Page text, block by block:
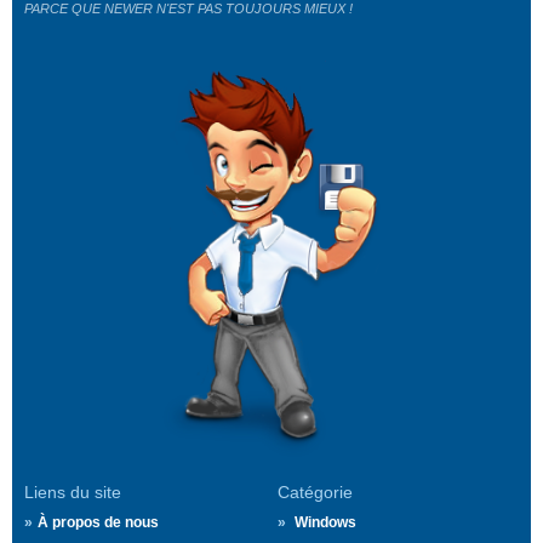
Liens du site
À propos de nous
Catégorie
Windows
PARCE QUE NEWER N'EST PAS TOUJOURS MIEUX !